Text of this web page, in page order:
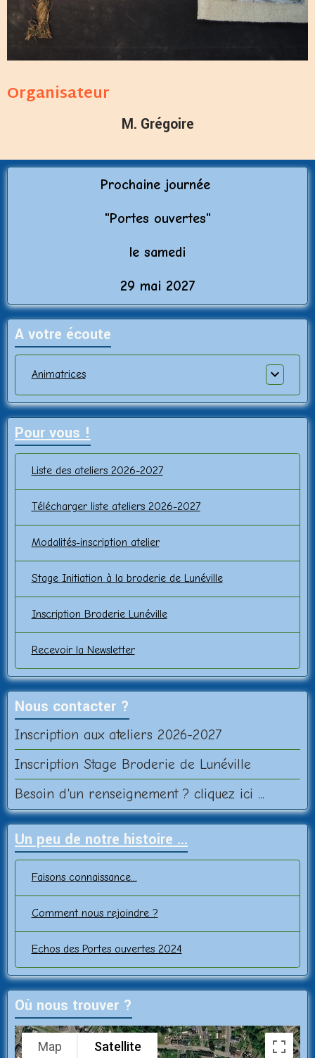
Organisateur
M. Grégoire
Prochaine journée
"Portes ouvertes"
le samedi
29 mai 2027
A votre écoute
Animatrices
Pour vous !
Liste des ateliers 2026-2027
Télécharger liste ateliers 2026-2027
Modalités-inscription atelier
Stage Initiation à la broderie de Lunéville
Inscription Broderie Lunéville
Recevoir la Newsletter
Nous contacter ?
Inscription aux ateliers 2026-2027
Inscription Stage Broderie de Lunéville
Besoin d'un renseignement ? cliquez ici ...
Un peu de notre histoire ...
Faisons connaissance...
Comment nous rejoindre ?
Echos des Portes ouvertes 2024
Où nous trouver ?
Map Satellite